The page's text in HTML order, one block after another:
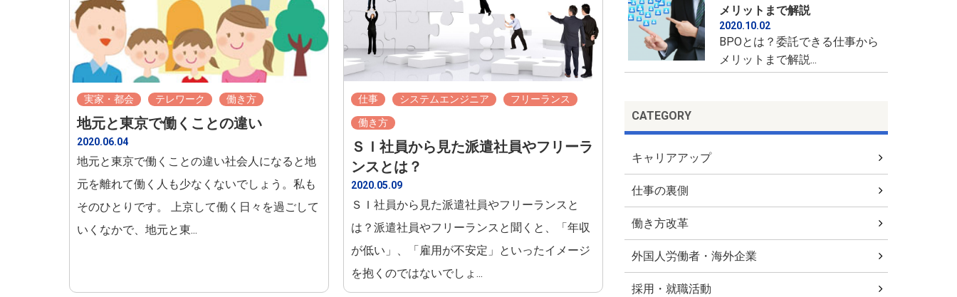
実家・都会 テレワーク 働き方
地元と東京で働くことの違い
2020.06.04
地元と東京で働くことの違い社会人になると地
元を離れて働く人も少なくないでしょう。私も
そのひとりです。 上京して働く日々を過ごして
いくなかで、地元と東...
仕事 システムエンジニア フリーランス
働き方
ＳＩ社員から見た派遣社員やフリーラ
ンスとは？
2020.05.09
ＳＩ社員から見た派遣社員やフリーランスと
は？派遣社員やフリーランスと聞くと、「年収
が低い」、「雇用が不安定」といったイメージ
を抱くのではないでしょ...
メリットまで解説
2020.10.02
BPOとは？委託できる仕事から
メリットまで解説...
CATEGORY
キャリアアップ
仕事の裏側
働き方改革
外国人労働者・海外企業
採用・就職活動